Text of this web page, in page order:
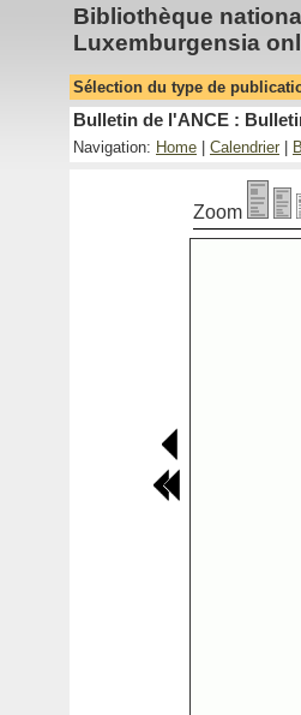
Bibliothèque
Luxemburgensia
Sélection du type de
Bulletin de l'ANCE :
Navigation: Home Calendrier
Zoom